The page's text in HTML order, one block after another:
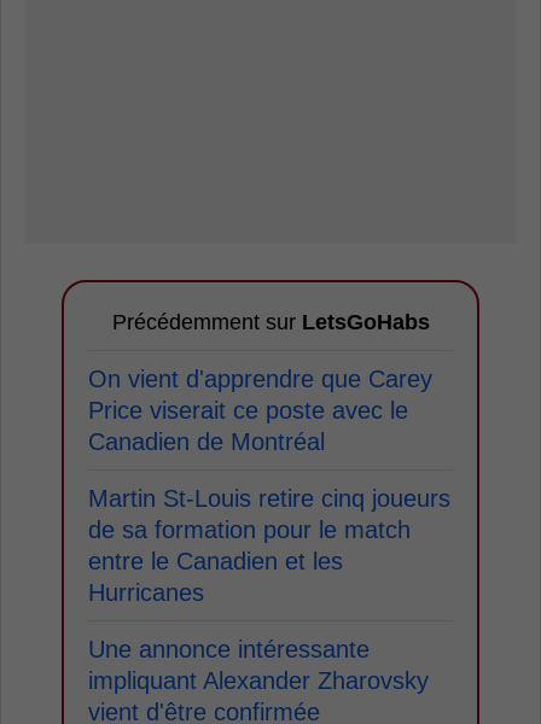
Précédemment sur LetsGoHabs
On vient d'apprendre que Carey
Price viserait ce poste avec le
Canadien de Montréal
Martin St-Louis retire cinq joueurs
de sa formation pour le match
entre le Canadien et les
Hurricanes
Une annonce intéressante
impliquant Alexander Zharovsky
vient d'être confirmée